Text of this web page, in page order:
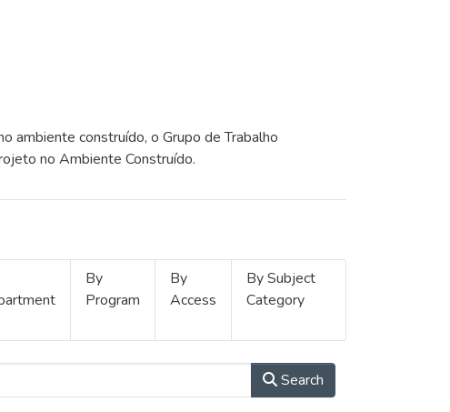
ambiente construído, o Grupo de Trabalho
no Ambiente Construído.
By
Program
By
Access
By Subject
Category
Search